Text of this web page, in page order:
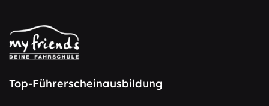
Top-Führerscheinausbildung